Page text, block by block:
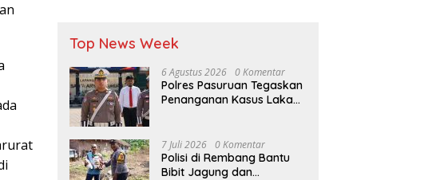
Top News Week
6 Agustus 2026 0 Komentar
Polres Pasuruan Tegaskan
Penanganan Kasus Laka
Tetap
7 Juli 2026 0 Komentar
Polisi di Rembang Bantu
Bibit Jagung dan